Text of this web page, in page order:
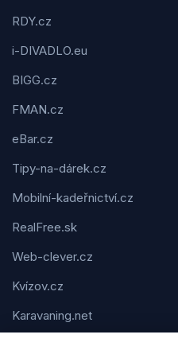
RDY.cz
i-DIVADLO.eu
BIGG.cz
FMAN.cz
eBar.cz
Tipy-na-dárek.cz
Mobilní-kadeřnictví.cz
RealFree.sk
Web-clever.cz
Kvízov.cz
Karavaning.net